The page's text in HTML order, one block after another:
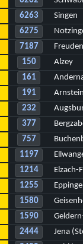
6263
Singen
6275
7187
150
Alzey
161
191
232
377
757
1197
1214
Elzach-
1255
1580
1590
2444
Jena